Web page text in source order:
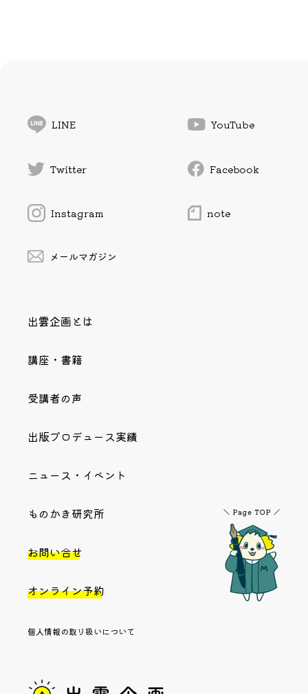
LINE YouTube
Twitter Facebook
Instagram note
メールマガジン
出雲企画とは
講座・書籍
受講者の声
出版プロデュース実績
ニュース・イベント
ものかき研究所
お問い合せ
オンライン予約
個人情報の取り扱いについて